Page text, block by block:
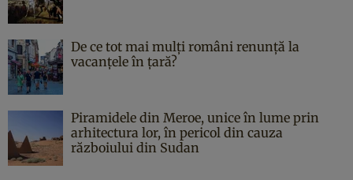
De ce tot mai mulți români renunță la
vacanțele în țară?
Piramidele din Meroe, unice în lume prin
arhitectura lor, în pericol din cauza
războiului din Sudan